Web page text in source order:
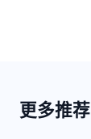
更多推荐